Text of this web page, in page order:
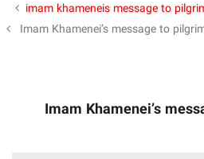
imam khameneis message to
Imam Khamenei’s message to
Imam Khamenei’s